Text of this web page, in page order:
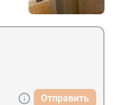
Отправить